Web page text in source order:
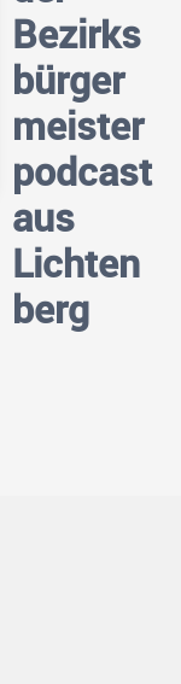
Bezirks
bürger
meister
podcast
aus
Lichten
berg